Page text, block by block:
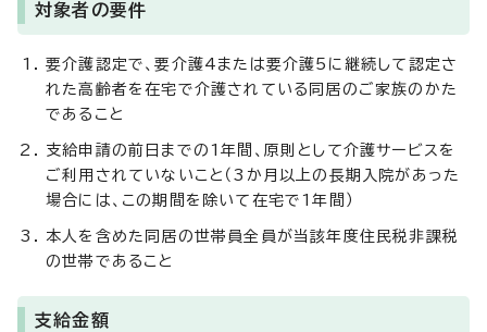
対象者の要件
要介護認定で、要介護4または要介護5に継続して認定さ
れた高齢者を在宅で介護されている同居のご家族のかた
であること
支給申請の前日までの1年間、原則として介護サービスを
ご利用されていないこと（3か月以上の長期入院があった
場合には、この期間を除いて在宅で1年間）
本人を含めた同居の世帯員全員が当該年度住民税非課税
の世帯であること
支給金額